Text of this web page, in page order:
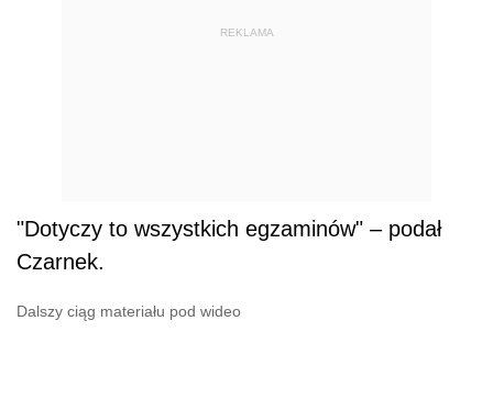
REKLAMA
"Dotyczy to wszystkich egzaminów" – podał
Czarnek.
Dalszy ciąg materiału pod wideo